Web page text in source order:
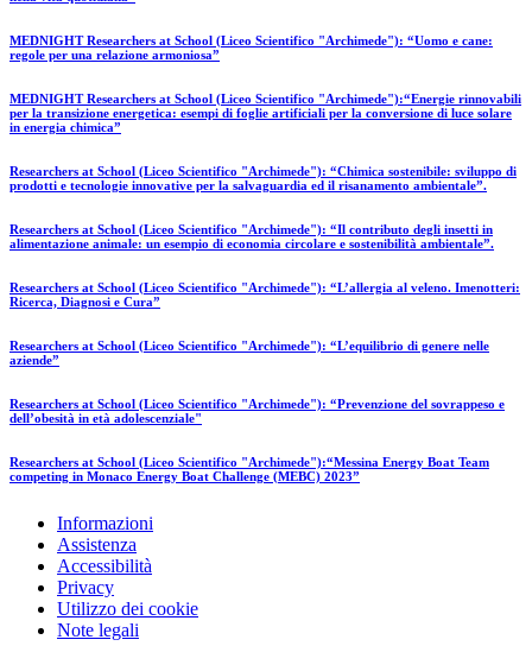
MEDNIGHT Researchers at School (Liceo Scientifico "Archimede"): “Uomo e cane:
regole per una relazione armoniosa”
MEDNIGHT Researchers at School (Liceo Scientifico "Archimede"):“Energie rinnovabili
per la transizione energetica: esempi di foglie artificiali per la conversione di luce solare
in energia chimica”
Researchers at School (Liceo Scientifico "Archimede"): “Chimica sostenibile: sviluppo di
prodotti e tecnologie innovative per la salvaguardia ed il risanamento ambientale”.
Researchers at School (Liceo Scientifico "Archimede"): “Il contributo degli insetti in
alimentazione animale: un esempio di economia circolare e sostenibilità ambientale”.
Researchers at School (Liceo Scientifico "Archimede"): “L’allergia al veleno. Imenotteri:
Ricerca, Diagnosi e Cura”
Researchers at School (Liceo Scientifico "Archimede"): “L’equilibrio di genere nelle
aziende”
Researchers at School (Liceo Scientifico "Archimede"): “Prevenzione del sovrappeso e
dell’obesità in età adolescenziale"
Researchers at School (Liceo Scientifico "Archimede"):“Messina Energy Boat Team
competing in Monaco Energy Boat Challenge (MEBC) 2023”
Informazioni
Assistenza
Accessibilità
Privacy
Utilizzo dei cookie
Note legali